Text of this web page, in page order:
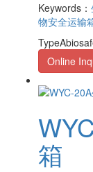
Keywords：
物安全运输
Online
箱